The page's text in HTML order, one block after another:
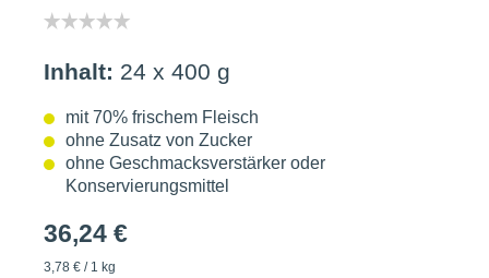
Inhalt: 24 x 400 g
mit 70% frischem Fleisch
ohne Zusatz von Zucker
ohne Geschmacksverstärker oder
Konservierungsmittel
36,24 €
3,78 € / 1 kg